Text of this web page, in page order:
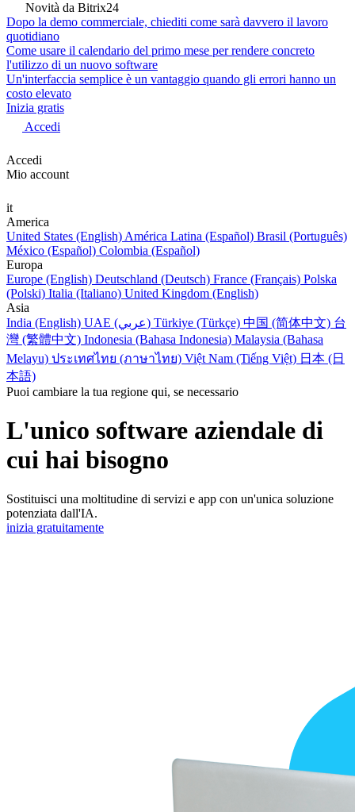
Novità da Bitrix24
Dopo la demo commerciale, chiediti come sarà davvero il lavoro
quotidiano
Come usare il calendario del primo mese per rendere concreto
l'utilizzo di un nuovo software
Un'interfaccia semplice è un vantaggio quando gli errori hanno un
costo elevato
Inizia gratis
Accedi
Accedi
Mio account
it
America
United States (English) América Latina (Español) Brasil (Português)
México (Español) Colombia (Español)
Europa
Europe (English) Deutschland (Deutsch) France (Français) Polska
(Polski) Italia (Italiano) United Kingdom (English)
Asia
India (English)
UAE (عربي) Türkiye (Türkçe) 中国 (简体中文) 台
灣 (繁體中文) Indonesia (Bahasa Indonesia) Malaysia (Bahasa
Melayu) ประเทศไทย (ภาษาไทย) Việt Nam (Tiếng Việt) 日本 (日
本語)
Puoi cambiare la tua regione qui, se necessario
L'unico software aziendale di
cui hai bisogno
Sostituisci una moltitudine di servizi e app con un'unica soluzione
potenziata dall'IA.
inizia gratuitamente